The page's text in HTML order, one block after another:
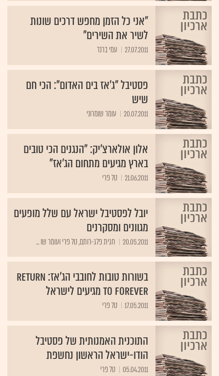
"אני כל הזמן מחפש דרכים שונות
לשיר את השירים"
27.07.2011 עמי ברנד
פסטיבל "ג'אז בים האדום": הכי חם
שיש
20.07.2011 עומר שומרוני
אלון אולארצ'יק: "הנגנים הכי טובים
בארץ מגיעים מתחום הג'אז"
21.06.2011 טל פרי
יובל לפסטיבל ישראל עם שלל מופעים
מגוונים ומסקרנים
20.05.2011 חגית פלג-רותם, טל פרי ועומר שו ...
בשורות טובות לחובבי הג'אז: Return
to forever מגיעים לישראל
17.05.2011 טל פרי
התוכנית האמנותית של פסטיבל
הודו-ישראל הראשון נחשפת
05.04.2011 טל פרי